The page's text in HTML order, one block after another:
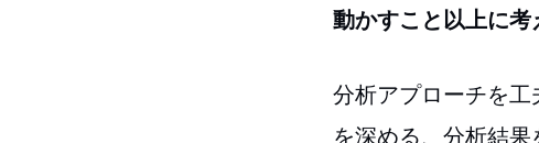
動かすこと以上に
分析アプローチを
を深める、分析結